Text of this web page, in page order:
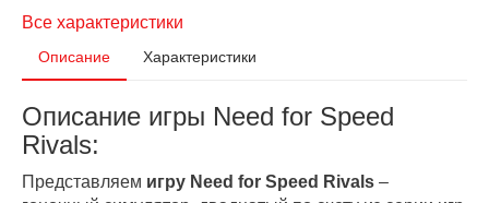
Все характеристики
Описание Характеристики
Описание игры Need for Speed
Rivals:
Представляем игру Need for Speed Rivals –